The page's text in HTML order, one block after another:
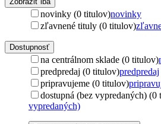
novinky (0 titulov)novinky
zľavnené tituly (0 titulov)
Dostupnosť
na centrálnom sklade (0 titulov)
predpredaj (0 titulov)predpredaj
pripravujeme (0 titulov)
dostupná (bez vypredaných) (0
vypredaných)